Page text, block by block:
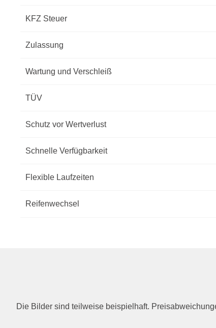
KFZ Steuer
Zulassung
Wartung und Verschleiß
TÜV
Schutz vor Wertverlust
Schnelle Verfügbarkeit
Flexible Laufzeiten
Reifenwechsel
Die Bilder sind teilweise beispielhaft.